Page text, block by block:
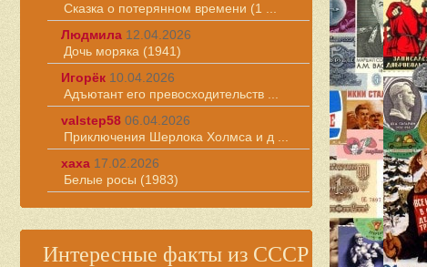
Сказка о потерянном времени (1 ...
Людмила 12.04.2026
Дочь моряка (1941)
Игорёк 10.04.2026
Адъютант его превосходительств ...
valstep58 06.04.2026
Приключения Шерлока Холмса и д ...
хаха 17.02.2026
Белые росы (1983)
Интересные факты из СССР